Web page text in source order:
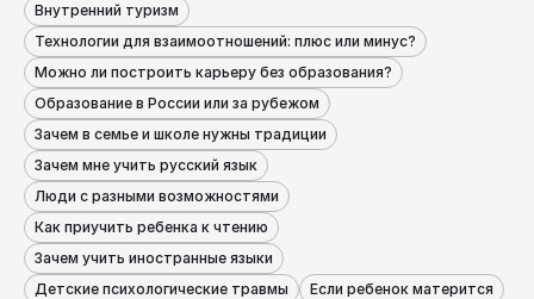
Внутренний туризм
Технологии для взаимоотношений: плюс или минус?
Можно ли построить карьеру без образования?
Образование в России или за рубежом
Зачем в семье и школе нужны традиции
Зачем мне учить русский язык
Люди с разными возможностями
Как приучить ребенка к чтению
Зачем учить иностранные языки
Детские психологические травмы
Если ребенок матерится